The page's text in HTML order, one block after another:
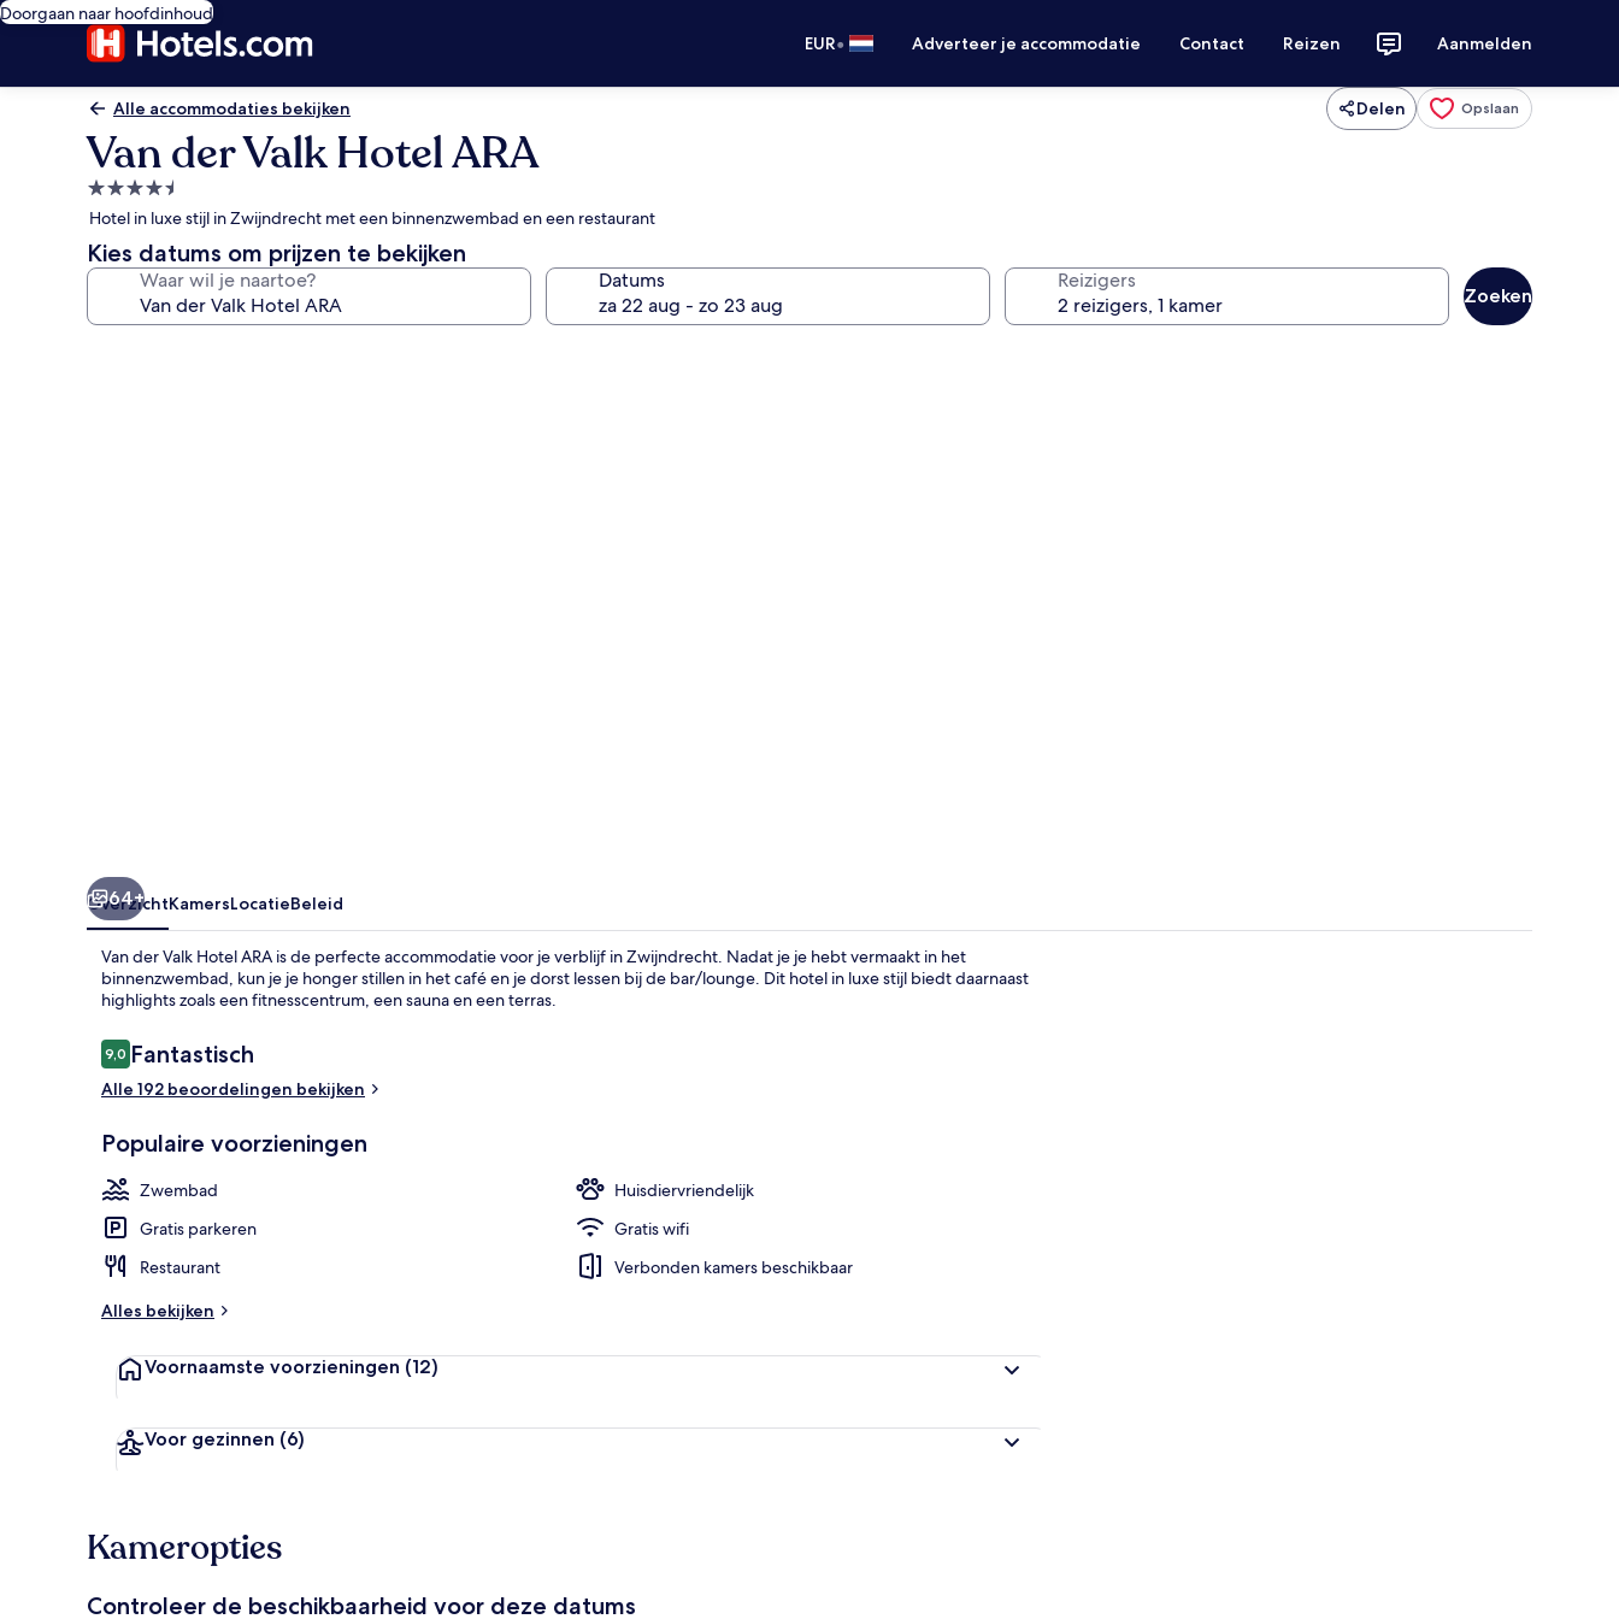
Doorgaan naar hoofdinhoud
EUR• Adverteer je accommodatie Contact Reizen Aanmelden
Alle accommodaties bekijken Delen Opslaan
Van der Valk Hotel ARA
4.5-
sterrenaccommodatie
Hotel in luxe stijl in Zwijndrecht met een binnenzwembad en een restaurant
Kies datums om prijzen te bekijken
Waar wil je naartoe? Datums Reizigers
Zoeken
64+
OverzichtKamersLocatieBeleid
Van der Valk Hotel ARA is de perfecte accommodatie voor je verblijf in Zwijndrecht. Nadat je je hebt vermaakt in het
binnenzwembad, kun je je honger stillen in het café en je dorst lessen bij de bar/lounge. Dit hotel in luxe stijl biedt daarnaast
highlights zoals een fitnesscentrum, een sauna en een terras.
Beoordelingen
9,09,0 op 10 –
Fantastisch
Alle 192 beoordelingen bekijken
Populaire voorzieningen
Zwembad
Huisdiervriendelijk
Gratis parkeren
Gratis wifi
Restaurant
Verbonden kamers beschikbaar
Alles bekijken
Voornaamste voorzieningen (12)
Voor gezinnen (6)
Kameropties
Controleer de beschikbaarheid voor deze datums